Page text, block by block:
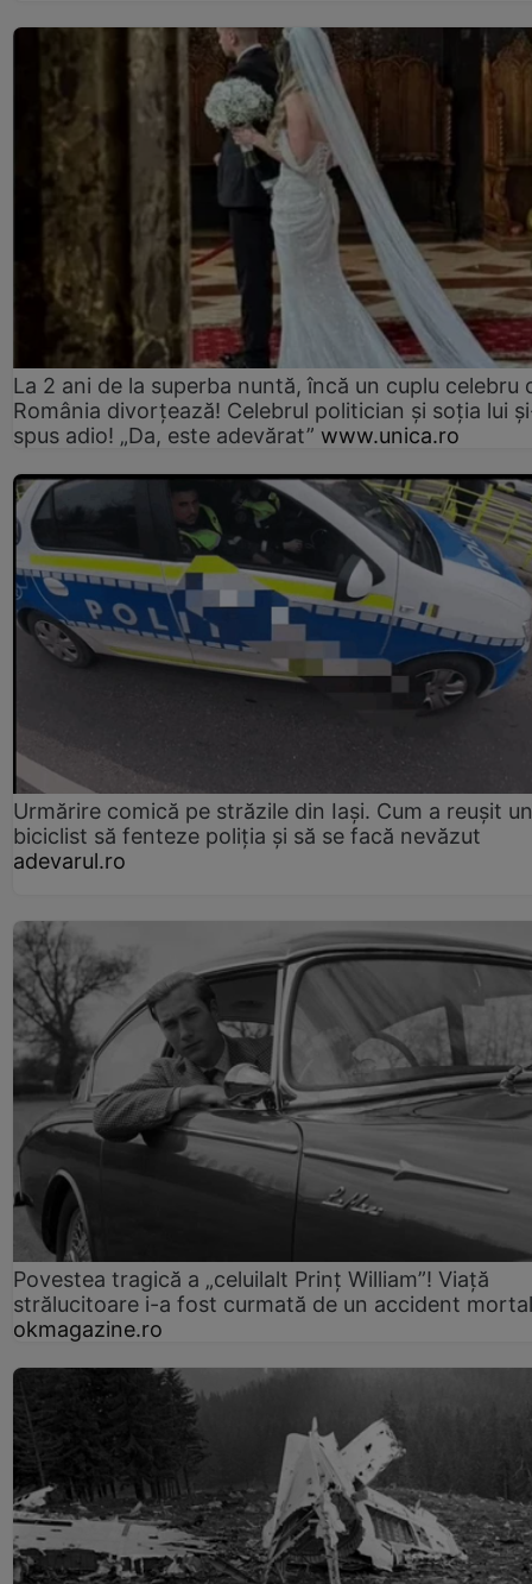
La 2 ani de la superba nuntă, încă un cuplu celebru
România divorțează! Celebrul politician și soția lui
spus adio! „Da, este adevărat” www.unica.ro
Urmărire comică pe străzile din Iași. Cum a reușit un
biciclist să fenteze poliția și să se facă nevăzut
adevarul.ro
Povestea tragică a „celuilalt Prinț William”! Viață
strălucitoare i-a fost curmată de un accident mortal
okmagazine.ro